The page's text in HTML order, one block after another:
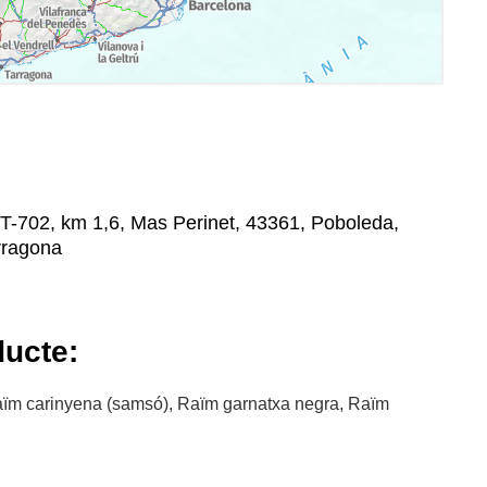
702, km 1,6, Mas Perinet, 43361, Poboleda,
carinyena (samsó), Raïm garnatxa negra, Raïm